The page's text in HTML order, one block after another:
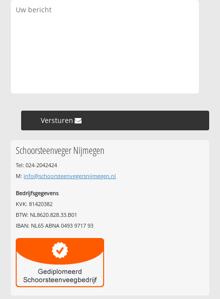
Versturen »
Schoorsteenveger Nijmegen
Tel: 024-2042424
M: info@schoorsteenvegersnijmegen.nl
Bedrijfsgegevens
KVK: 81420382
BTW: NL8620.828.33.B01
IBAN: NL65 ABNA 0493 9717 93